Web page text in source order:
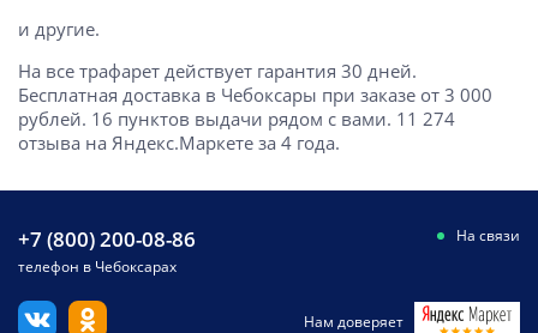
и другие.
На все трафарет действует гарантия 30 дней.
Бесплатная доставка в Чебоксары при заказе от 3 000
рублей. 16 пунктов выдачи рядом с вами. 11 274
отзыва на Яндекс.Маркете за 4 года.
+7 (800) 200-08-86
телефон в Чебоксарах
На связи
Нам доверяет